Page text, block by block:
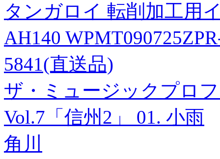
タンガロイ 転削加工用
AH140
5841(直送品)
ザ・ミュージックプロ
Vol.7「信州2」 01. 小雨
角川